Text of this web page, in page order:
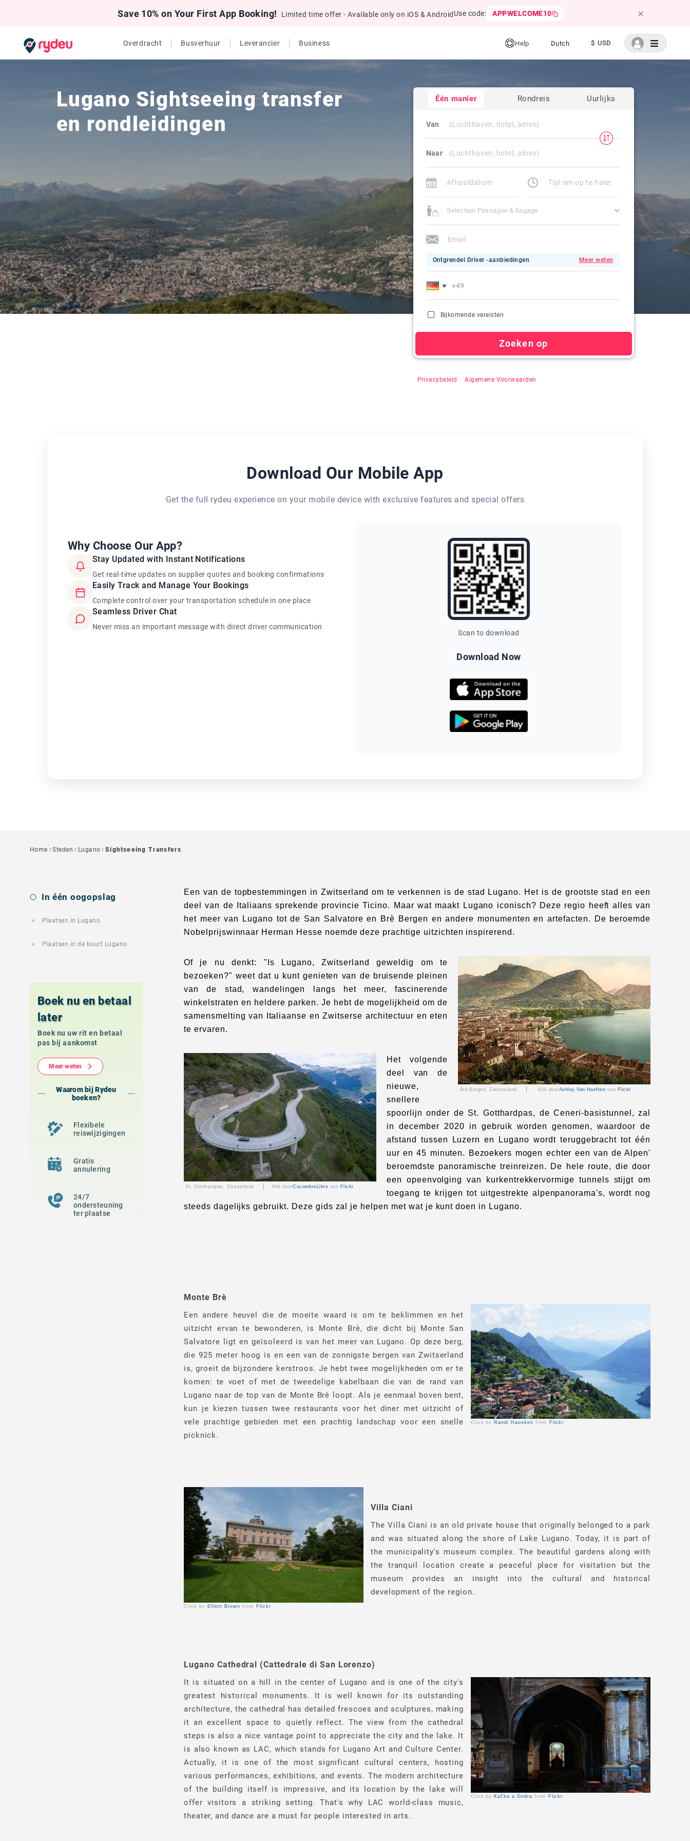
Save 10% on Your First App Booking! Limited time offer - Available only on iOS & Android Use code: APPWELCOME10
Overdracht Busverhuur Leverancier Business Help Dutch $ USD
Lugano Sightseeing transfer
en rondleidingen
Één manier Rondreis Uurlijks
Van
Naar
Selecteer Passagier & bagage
Ontgrendel Driver -aanbiedingen Meer weten
Bijkomende vereisten
Zoeken op
Privacybeleid
&Algemene Voorwaarden
Click byAndreas N.fromFlickr
Download Our Mobile App
Get the full rydeu experience on your mobile device with exclusive features and special offers
Why Choose Our App?
Stay Updated with Instant Notifications
Get real-time updates on supplier quotes and booking confirmations
Easily Track and Manage Your Bookings
Complete control over your transportation schedule in one place
Seamless Driver Chat
Never miss an important message with direct driver communication
Scan to download
Download Now
Home Steden Lugano Sightseeing Transfers
In één oogopslag
Plaatsen in Lugano
Plaatsen in de buurt Lugano
Boek nu en betaal
later
Boek nu uw rit en betaal
pas bij aankomst
Meer weten
Waarom bij Rydeu
boeken?
Flexibele
reiswijzigingen
Gratis
annulering
24/7
ondersteuning
ter plaatse
Een van de topbestemmingen in Zwitserland om te verkennen is de stad Lugano. Het is de grootste stad en een
deel van de Italiaans sprekende provincie Ticino. Maar wat maakt Lugano iconisch? Deze regio heeft alles van
het meer van Lugano tot de San Salvatore en Brè Bergen en andere monumenten en artefacten. De beroemde
Nobelprijswinnaar Herman Hesse noemde deze prachtige uitzichten inspirerend.
Brè Bergen, Zwitserland Klik doorAshley Van Haeften van Flickr
Of je nu denkt: "Is Lugano, Zwitserland geweldig om te
bezoeken?" weet dat u kunt genieten van de bruisende pleinen
van de stad, wandelingen langs het meer, fascinerende
winkelstraten en heldere parken. Je hebt de mogelijkheid om de
samensmelting van Italiaanse en Zwitserse architectuur en eten
te ervaren.
St. Gotthardpas, Zwitserland Klik doorCucombreLibre van Flickr
Het volgende
deel van de
nieuwe,
snellere
spoorlijn onder de St. Gotthardpas, de Ceneri-basistunnel, zal
in december 2020 in gebruik worden genomen, waardoor de
afstand tussen Luzern en Lugano wordt teruggebracht tot één
uur en 45 minuten. Bezoekers mogen echter een van de Alpen'
beroemdste panoramische treinreizen. De hele route, die door
een opeenvolging van kurkentrekkervormige tunnels stijgt om
toegang te krijgen tot uitgestrekte alpenpanorama's, wordt nog
steeds dagelijks gebruikt. Deze gids zal je helpen met wat je kunt doen in Lugano.
Click by Randi Hausken from Flickr
Monte Brè
Een andere heuvel die de moeite waard is om te beklimmen en het
uitzicht ervan te bewonderen, is Monte Brè, die dicht bij Monte San
Salvatore ligt en geïsoleerd is van het meer van Lugano. Op deze berg,
die 925 meter hoog is en een van de zonnigste bergen van Zwitserland
is, groeit de bijzondere kerstroos. Je hebt twee mogelijkheden om er te
komen: te voet of met de tweedelige kabelbaan die van de rand van
Lugano naar de top van de Monte Brè loopt. Als je eenmaal boven bent,
kun je kiezen tussen twee restaurants voor het diner met uitzicht of
vele prachtige gebieden met een prachtig landschap voor een snelle
picknick.
Click by Elliott Brown from Flickr
Villa Ciani
The Villa Ciani is an old private house that originally belonged to a park
and was situated along the shore of Lake Lugano. Today, it is part of
the municipality's museum complex. The beautiful gardens along with
the tranquil location create a peaceful place for visitation but the
museum provides an insight into the cultural and historical
development of the region.
Click by Kačka a Ondra from Flickr
Lugano Cathedral (Cattedrale di San Lorenzo)
It is situated on a hill in the center of Lugano and is one of the city's
greatest historical monuments. It is well known for its outstanding
architecture, the cathedral has detailed frescoes and sculptures, making
it an excellent space to quietly reflect. The view from the cathedral
steps is also a nice vantage point to appreciate the city and the lake. It
is also known as LAC, which stands for Lugano Art and Culture Center.
Actually, it is one of the most significant cultural centers, hosting
various performances, exhibitions, and events. The modern architecture
of the building itself is impressive, and its location by the lake will
offer visitors a striking setting. That's why LAC world-class music,
theater, and dance are a must for people interested in arts.